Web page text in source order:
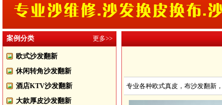
案例分类 更多>>
欧式沙发翻新
休闲转角沙发翻新
酒店KTV沙发翻新
大款厚皮沙发翻新
专业各种欧式真皮，布沙发翻新